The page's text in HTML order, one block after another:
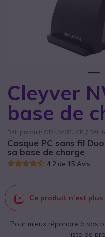
Cleyver
base de
Réf. produit: ODNW65UCP // Réf.
Casque PC sans fil
sa base de charge
4.2 de 15 Avis
Ce produit n’est
Pour mieux répondre à vos
liste de
Passer au début de la Galerie